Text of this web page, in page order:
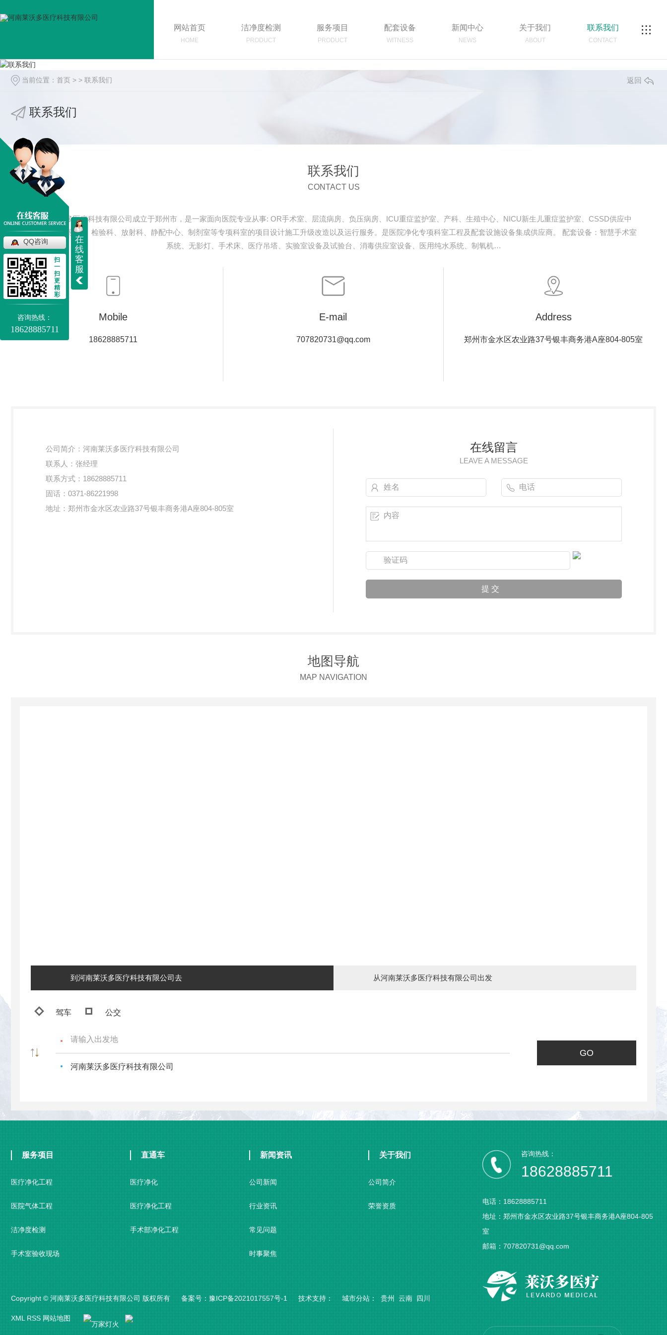
网站首页
HOME
洁净度检测
PRODUCT
服务项目
PRODUCT
配套设备
WITNESS
新闻中心
NEWS
关于我们
ABOUT
联系我们
CONTACT
当前位置： 首页 > > 联系我们 返回
联系我们
联系我们
CONTACT US
河南莱沃多医疗科技有限公司成立于郑州市，是一家面向医院专业从事: OR手术室、层流病房、负压病房、ICU重症监护室、产科、生殖中心、NICU新生儿重症监护室、CSSD供应中
心、PCR实验室、检验科、放射科、静配中心、制剂室等专项科室的项目设计施工升级改造以及运行服务。是医院净化专项科室工程及配套设施设备集成供应商。 配套设备：智慧手术室
系统、无影灯、手术床、医疗吊塔、实验室设备及试验台、消毒供应室设备、医用纯水系统、制氧机…
Mobile
18628885711
E-mail
707820731@qq.com
Address
郑州市金水区农业路37号银丰商务港A座804-805室
公司简介：河南莱沃多医疗科技有限公司
联系人：张经理
联系方式：18628885711
固话：0371-86221998
地址：郑州市金水区农业路37号银丰商务港A座804-805室
在线留言
LEAVE A MESSAGE
地图导航
MAP NAVIGATION
到河南莱沃多医疗科技有限公司去 从河南莱沃多医疗科技有限公司出发
驾车 公交
河南莱沃多医疗科技有限公司
服务项目
医疗净化工程
医院气体工程
洁净度检测
手术室验收现场
直通车
医疗净化
医疗净化工程
手术部净化工程
新闻资讯
公司新闻
行业资讯
常见问题
时事聚焦
关于我们
公司简介
荣誉资质
Copyright © 河南莱沃多医疗科技有限公司 版权所有 备案号： 豫ICP备2021017557号-1 技术支持： 城市分站 ： 贵州 云南 四川
XML RSS 网站地图
咨询热线：
18628885711
电话：18628885711
地址：郑州市金水区农业路37号银丰商务港A座804-805
室
邮箱：707820731@qq.com
在
线
客
服
QQ咨询
扫
一
扫
更
精
彩
咨询热线：
18628885711